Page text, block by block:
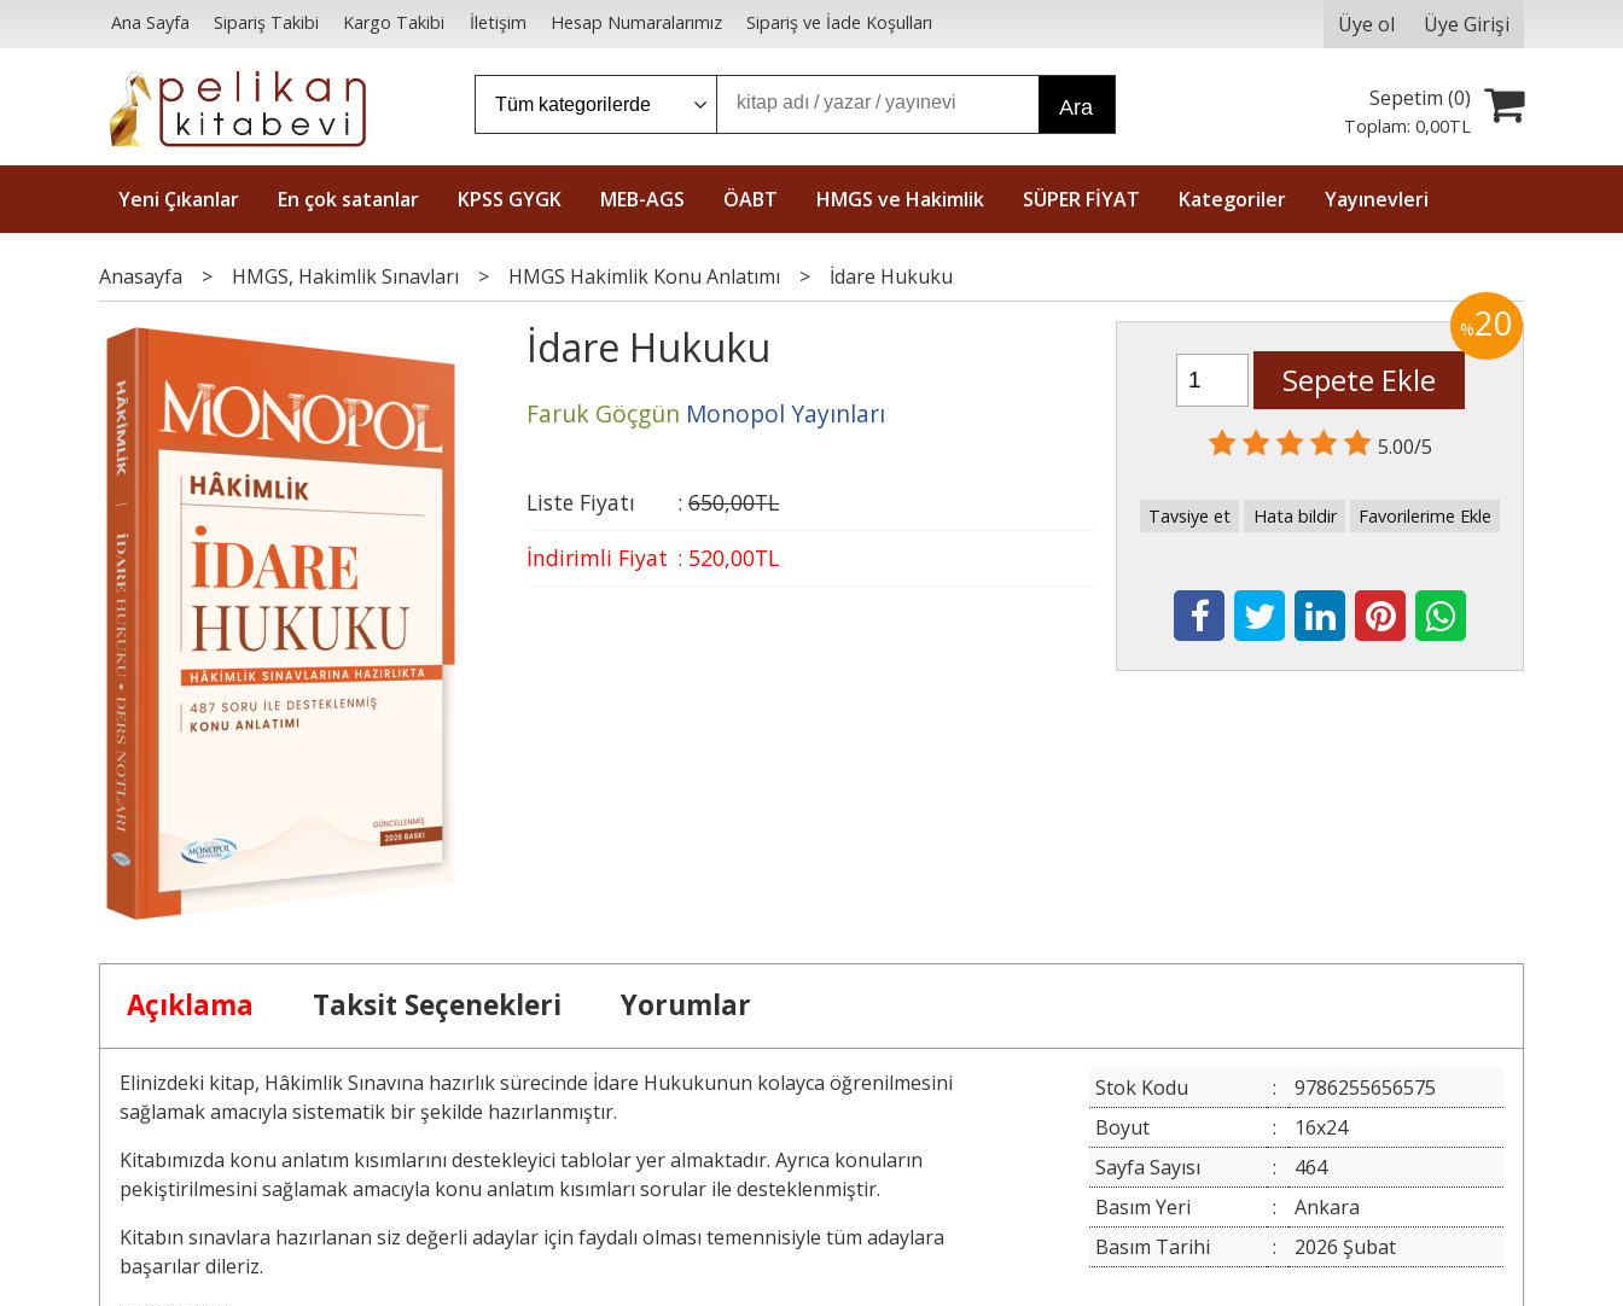
Ana Sayfa Sipariş Takibi Kargo Takibi İletişim Hesap Numaralarımız Sipariş ve İade Koşulları Üye ol Üye Girişi
Ara Sepetim (0)
Toplam:0,00TL
Yeni Çıkanlar En çok satanlar KPSS GYGK MEB-AGS ÖABT HMGS ve Hakimlik SÜPER FİYAT Kategoriler Yayınevleri
Anasayfa > HMGS, Hakimlik Sınavları > HMGS Hakimlik Konu Anlatımı > İdare Hukuku
İdare Hukuku
Faruk Göçgün Monopol Yayınları
Liste Fiyatı : 650,00TL
İndirimli Fiyat : 520,00TL
%20
Sepete Ekle
5.00/5
Tavsiye et Hata bildir Favorilerime Ekle
Açıklama Taksit Seçenekleri Yorumlar
Elinizdeki kitap, Hâkimlik Sınavına hazırlık sürecinde İdare Hukukunun kolayca öğrenilmesini
sağlamak amacıyla sistematik bir şekilde hazırlanmıştır.
Kitabımızda konu anlatım kısımlarını destekleyici tablolar yer almaktadır. Ayrıca konuların
pekiştirilmesini sağlamak amacıyla konu anlatım kısımları sorular ile desteklenmiştir.
Kitabın sınavlara hazırlanan siz değerli adaylar için faydalı olması temennisiyle tüm adaylara
başarılar dileriz.
Stok Kodu :
9786255656575
Boyut
:
16x24
Sayfa Sayısı
:
464
Basım Yeri
:
Ankara
Basım Tarihi
: 2026 Şubat